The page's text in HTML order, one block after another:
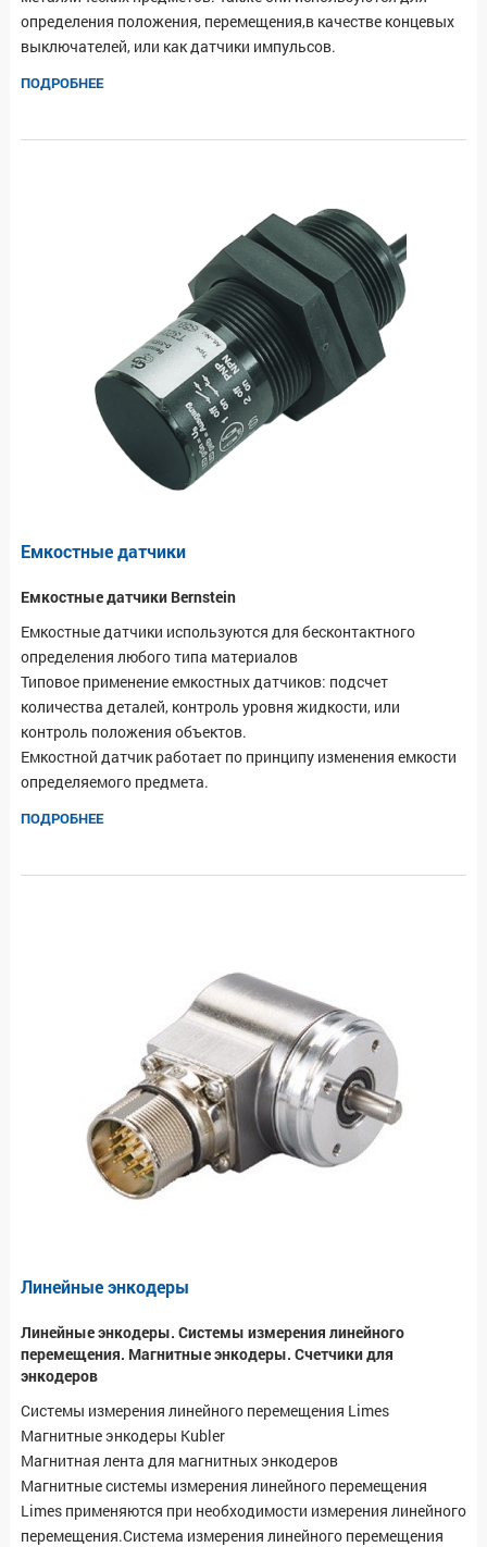
определения положения, перемещения,в качестве концевых
выключателей, или как датчики импульсов.
ПОДРОБНЕЕ
Емкостные датчики
Емкостные датчики Bernstein
Емкостные датчики используются для бесконтактного
определения любого типа материалов
Типовое применение емкостных датчиков: подсчет
количества деталей, контроль уровня жидкости, или
контроль положения объектов.
Емкостной датчик работает по принципу изменения емкости
определяемого предмета.
ПОДРОБНЕЕ
Линейные энкодеры
Линейные энкодеры. Системы измерения линейного
перемещения. Магнитные энкодеры. Счетчики для
энкодеров
Системы измерения линейного перемещения Limes
Магнитные энкодеры Kubler
Магнитная лента для магнитных энкодеров
Магнитные системы измерения линейного перемещения
Limes применяются при необходимости измерения линейного
перемещения.Система измерения линейного перемещения